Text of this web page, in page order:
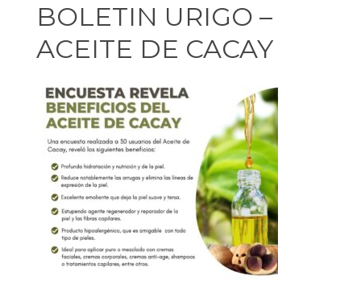
BOLETIN URIGO –
ACEITE DE CACAY